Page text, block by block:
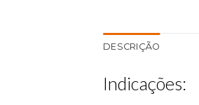
DESCRIÇÃO
Indicações: